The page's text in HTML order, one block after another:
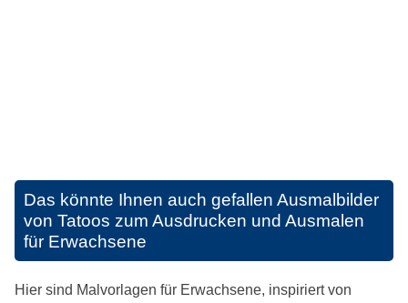
Das könnte Ihnen auch gefallen Ausmalbilder
von Tatoos zum Ausdrucken und Ausmalen
für Erwachsene
Hier sind Malvorlagen für Erwachsene, inspiriert von